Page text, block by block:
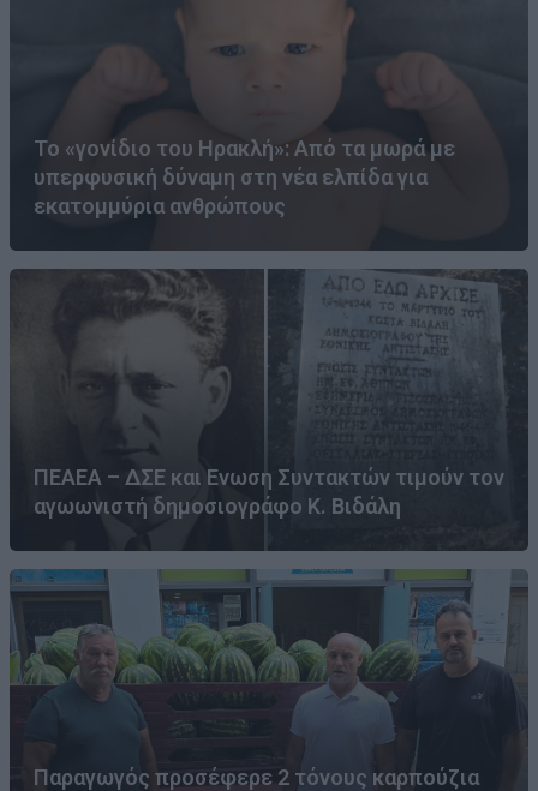
Το «γονίδιο του Ηρακλή»: Από τα μωρά με
υπερφυσική δύναμη στη νέα ελπίδα για
εκατομμύρια ανθρώπους
ΠΕΑΕΑ – ΔΣΕ και Ενωση Συντακτών τιμούν τον
αγωωνιστή δημοσιογράφο Κ. Βιδάλη
Παραγωγός προσέφερε 2 τόνους καρπούζια